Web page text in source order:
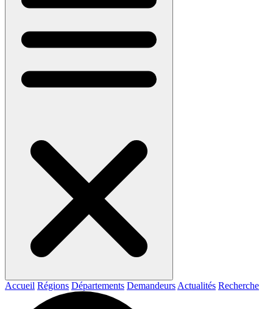
Accueil Régions Départements Demandeurs Actualités Recherche